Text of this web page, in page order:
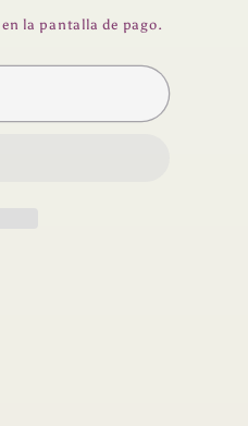
la pantalla de pago.